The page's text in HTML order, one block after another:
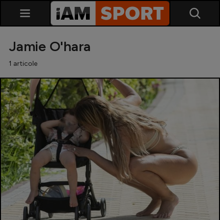
SuperLiga
Liga 2
Cupa României
Echipa Națională
U21
Jamie O'hara
1 articole